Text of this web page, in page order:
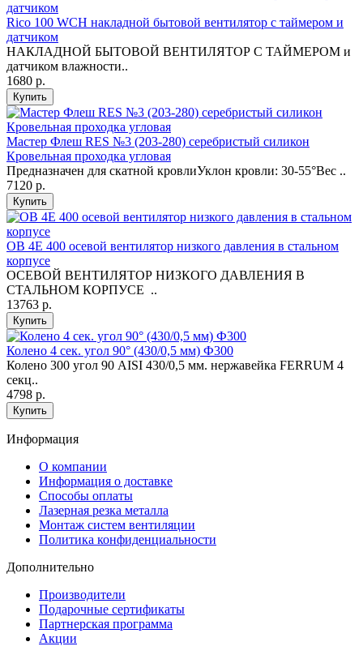
Rico 100 WCH накладной бытовой вентилятор с таймером и
датчиком
НАКЛАДНОЙ БЫТОВОЙ ВЕНТИЛЯТОР С ТАЙМЕРОМ и
датчиком влажности..
1680 р.
Купить
Мастер Флеш RES №3 (203-280) серебристый силикон
Кровельная проходка угловая
Предназначен для скатной кровлиУклон кровли: 30-55°Вес ..
7120 р.
Купить
ОВ 4Е 400 осевой вентилятор низкого давления в стальном
корпусе
ОСЕВОЙ ВЕНТИЛЯТОР НИЗКОГО ДАВЛЕНИЯ В
СТАЛЬНОМ КОРПУСЕ ..
13763 р.
Купить
Колено 4 сек. угол 90° (430/0,5 мм) Ф300
Колено 300 угол 90 AISI 430/0,5 мм. нержавейка FERRUM 4
секц..
4798 р.
Купить
Информация
O компании
Информация о доставке
Способы оплаты
Лазерная резка металла
Монтаж систем вентиляции
Политика конфиденциальности
Дополнительно
Производители
Подарочные сертификаты
Партнерская программа
Акции